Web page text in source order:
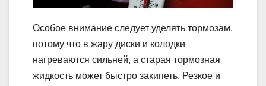
Особое внимание следует уделять тормозам,
потому что в жару диски и колодки
нагреваются сильней, а старая тормозная
жидкость может быстро закипеть. Резкое и